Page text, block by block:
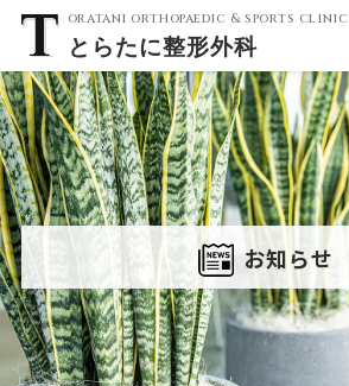
oratani orthopaedic & sports clinic
とらたに整形外科
お知らせ